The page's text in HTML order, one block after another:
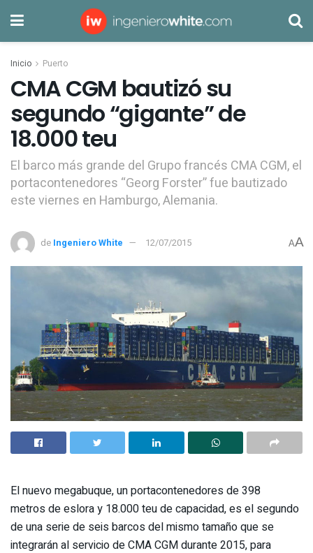
Inicio Puerto
CMA CGM bautizó su
segundo “gigante” de
18.000 teu
El barco más grande del Grupo francés CMA CGM, el
portacontenedores “Georg Forster” fue bautizado
este viernes en Hamburgo, Alemania.
de Ingeniero White 12/07/2015 AA
El nuevo megabuque, un portacontenedores de 398
metros de eslora y 18.000 teu de capacidad, es el segundo
de una seriede seis barcos del mismo tamaño que se
integrarán al serviciode CMA CGM durante 2015, para